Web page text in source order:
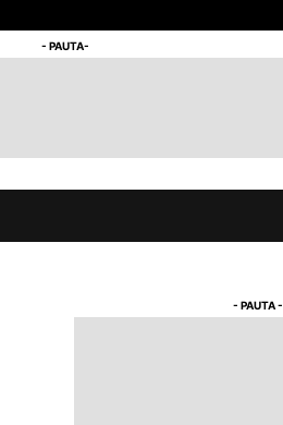
- PAUTA-
- PAUTA -